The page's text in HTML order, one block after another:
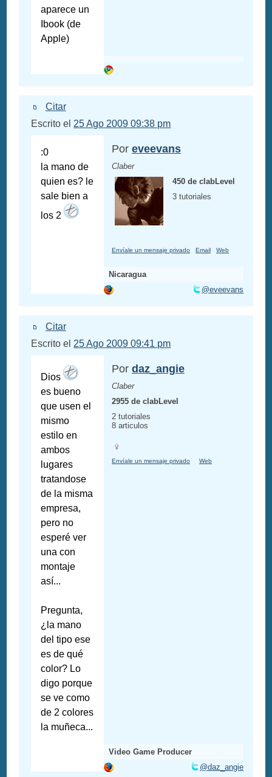
aparece un
Ibook (de
Apple)
Citar
Escrito el 25 Ago 2009 09:38 pm
:0
la mano de
quien es? le
sale bien a
los 2
Por eveevans
Claber
450 de clabLevel
3 tutoriales
Envíale un mensaje privado Email Web
Nicaragua
@eveevans
Citar
Escrito el 25 Ago 2009 09:41 pm
Dios
es bueno
que usen el
mismo
estilo en
ambos
lugares
tratandose
de la misma
empresa,
pero no
esperé ver
una con
montaje
así...
Pregunta,
¿la mano
del tipo ese
es de qué
color? Lo
digo porque
se ve como
de 2 colores
la muñeca...
Por daz_angie
Claber
2955 de clabLevel
2 tutoriales
8 articulos
Envíale un mensaje privado Web
Video Game Producer
@daz_angie